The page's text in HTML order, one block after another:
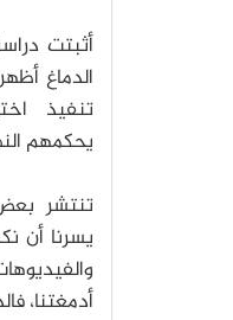
الدماغ
تنفيذ
يحكمهم
تنتشر
يسرنا أن
أدمغتنا،